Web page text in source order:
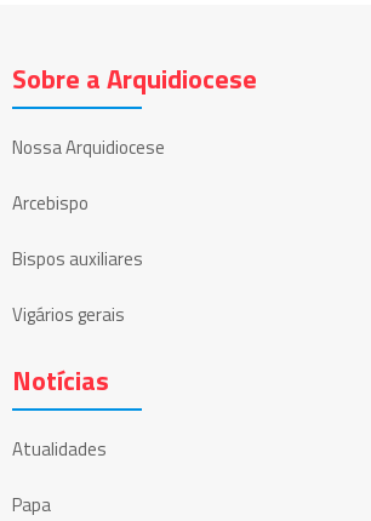
Sobre a Arquidiocese
Nossa Arquidiocese
Arcebispo
Bispos auxiliares
Vigários gerais
Notícias
Atualidades
Papa